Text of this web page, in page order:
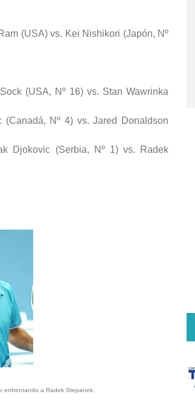
(USA) vs. Kei Nishikori (Japón, Nº
(USA, Nº 16) vs. Stan Wawrinka
Nº 4) vs. Jared Donaldson
Djokovic (Serbia, Nº 1) vs. Radek
enfrentando a Radek Stepanek.